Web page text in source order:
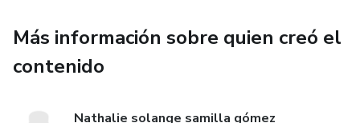
Más información sobre quien creó el
contenido
Nathalie solange samilla gómez